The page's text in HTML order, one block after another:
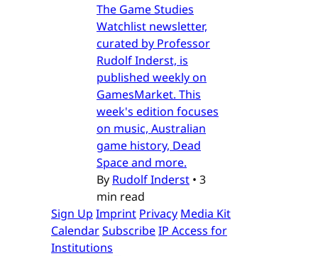
The Game Studies
Watchlist newsletter,
curated by Professor
Rudolf Inderst, is
published weekly on
GamesMarket. This
week's edition focuses
on music, Australian
game history, Dead
Space and more.
By Rudolf Inderst • 3
min read
Sign Up Imprint Privacy Media Kit
CalendarSubscribeIP Access for
Institutions